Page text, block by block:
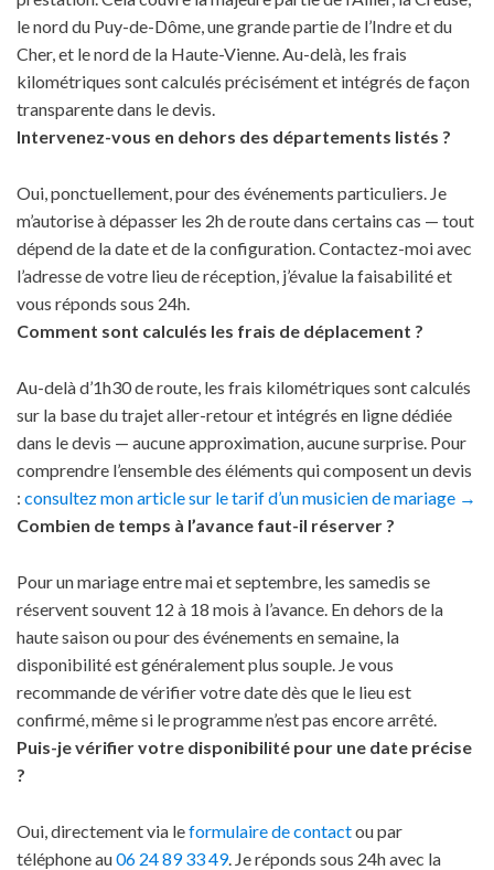
le nord du Puy-de-Dôme, une grande partie de l’Indre et du
Cher, et le nord de la Haute-Vienne. Au-delà, les frais
kilométriques sont calculés précisément et intégrés de façon
transparente dans le devis.
Intervenez-vous en dehors des départements listés ?
Oui, ponctuellement, pour des événements particuliers. Je
m’autorise à dépasser les 2h de route dans certains cas — tout
dépend de la date et de la configuration. Contactez-moi avec
l’adresse de votre lieu de réception, j’évalue la faisabilité et
vous réponds sous 24h.
Comment sont calculés les frais de déplacement ?
Au-delà d’1h30 de route, les frais kilométriques sont calculés
sur la base du trajet aller-retour et intégrés en ligne dédiée
dans le devis — aucune approximation, aucune surprise. Pour
comprendre l’ensemble des éléments qui composent un devis
: consultez mon article sur le tarif d’un musicien de mariage →
Combien de temps à l’avance faut-il réserver ?
Pour un mariage entre mai et septembre, les samedis se
réservent souvent 12 à 18 mois à l’avance. En dehors de la
haute saison ou pour des événements en semaine, la
disponibilité est généralement plus souple. Je vous
recommande de vérifier votre date dès que le lieu est
confirmé, même si le programme n’est pas encore arrêté.
Puis-je vérifier votre disponibilité pour une date précise
?
Oui, directement via leformulaire de contactou par
téléphone au06 24 89 33 49. Je réponds sous 24h avec la